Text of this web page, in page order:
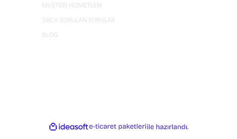
MÜŞTERİ HİZMETLERİ
SIKCA SORULAN SORULAR
BLOG
ideasoft
e-
ile